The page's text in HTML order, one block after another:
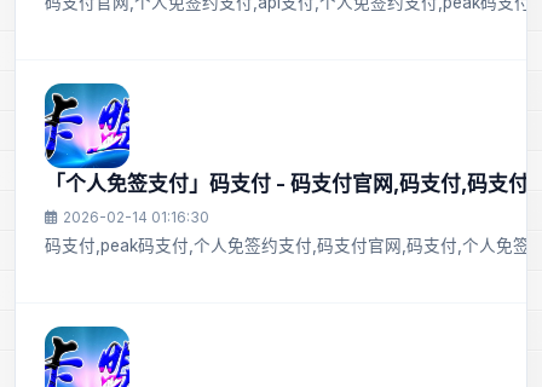
「个人免签支付」码支付 - 码支付官网,码支付,码支付
2026-02-14 01:16:30
码支付,peak码支付,个人免签约支付,码支付官网,码支付,个人免签